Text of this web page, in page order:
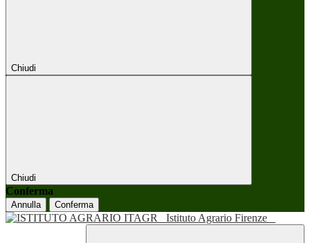
Chiudi
Chiudi
Conferma
Annulla Conferma
Istituto Agrario Firenze